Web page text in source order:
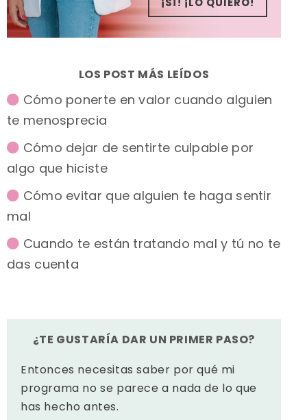
LOS POST MÁS LEÍDOS
Cómo ponerte en valor cuando alguien
te menosprecia
Cómo dejar de sentirte culpable por
algo que hiciste
Cómo evitar que alguien te haga sentir
mal
Cuando te están tratando mal y tú no te
das cuenta
¿TE GUSTARÍA DAR UN PRIMER PASO?
Entonces necesitas saber por qué mi
programa no se parece a nada de lo que
has hecho antes.